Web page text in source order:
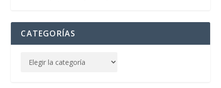
CATEGORÍAS